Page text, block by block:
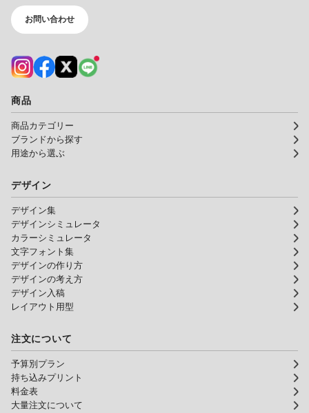
お問い合わせ
商品
商品カテゴリー
ブランドから探す
用途から選ぶ
デザイン
デザイン集
デザインシミュレータ
カラーシミュレータ
文字フォント集
デザインの作り方
デザインの考え方
デザイン入稿
レイアウト用型
注文について
予算別プラン
持ち込みプリント
料金表
大量注文について